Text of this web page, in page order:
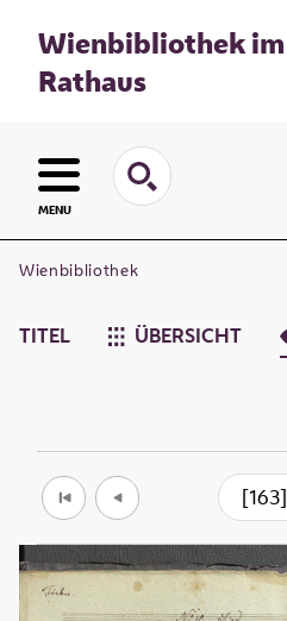
Wienbibliothek im
Rathaus
MENU
Wienbibliothek
TITEL ÜBERSICHT
[163]